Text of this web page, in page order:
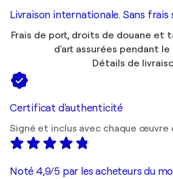
Livraison internationale. Sans
Frais de port, droits de douane et
d'art assurées pendant
Détails de
Certificat d'authenticité
Signé et inclus avec chaque œuvre
Noté 4,9/5 par les acheteurs du